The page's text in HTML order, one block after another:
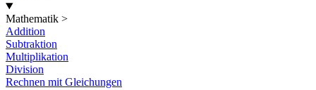
Mathematik >
Addition
Subtraktion
Multiplikation
Division
Rechnen mit Gleichungen